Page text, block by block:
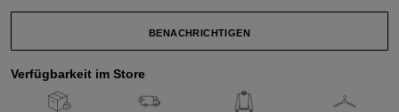
BENACHRICHTIGEN
Verfügbarkeit im Store